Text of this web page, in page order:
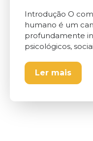
Introdução O
humano é um
profundamente
psicológicos,
Ler mais